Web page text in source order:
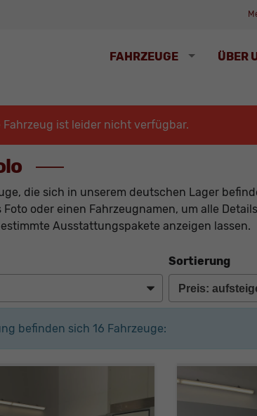
FAHRZEUGE ÜBER
Fahrzeug ist leider nicht verfügbar.
die sich in unserem deutschen Lager
oder einen Fahrzeugnamen, um alle
Ausstattungspakete anzeigen lassen.
Sortierung
befinden sich 16 Fahrzeuge: